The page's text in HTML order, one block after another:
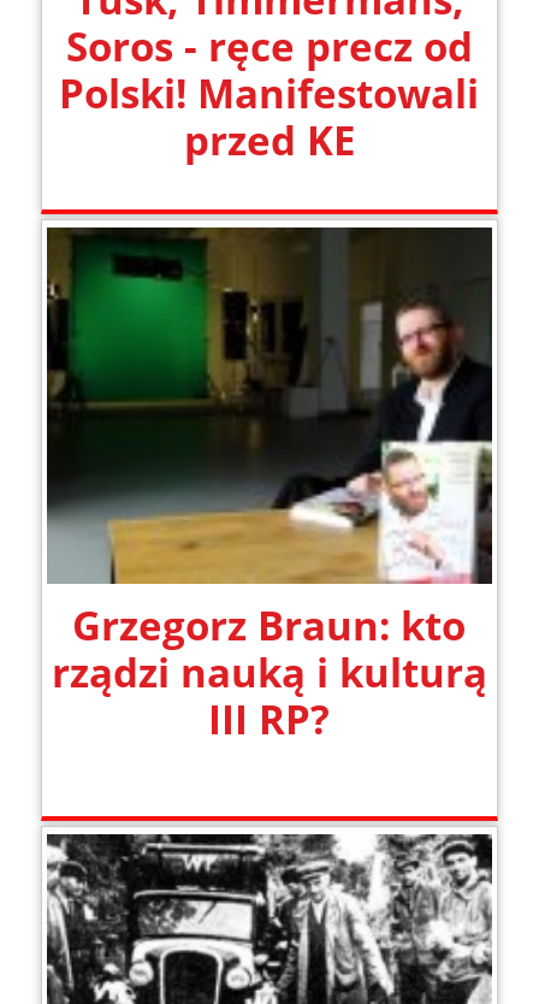
Soros - ręce precz od
Polski! Manifestowali
przed KE
Grzegorz Braun: kto
rządzi nauką i kulturą
III RP?